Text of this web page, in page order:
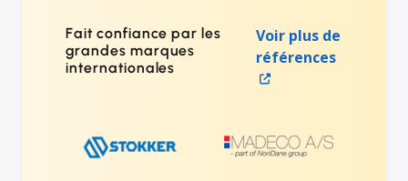
Fait confiance par les
grandes marques
internationales
Voir plus de
références